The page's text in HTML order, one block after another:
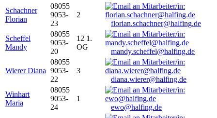
Schachner
Florian
08055
9053-
23
2
florian.schachner@halfing.de
Scheffel
Mandy
08055
9053-
20
12 1.
OG
mandy.scheffel@halfing.de
Wierer Diana
08055
9053-
22
3
diana.wierer@halfing.de
Winhart
Maria
08055
9053-
24
1
ewo@halfing.de